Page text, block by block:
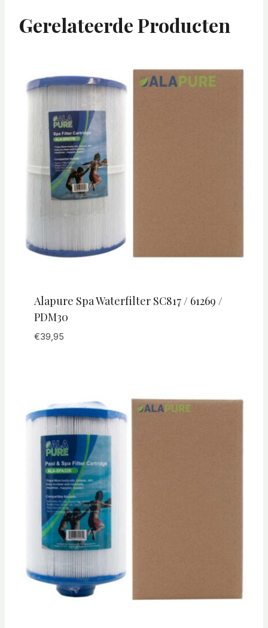
Gerelateerde Producten
Alapure Spa Waterfilter SC817 / 61269 /
PDM30
€39,95